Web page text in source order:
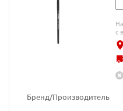
Бренд/Производитель
с